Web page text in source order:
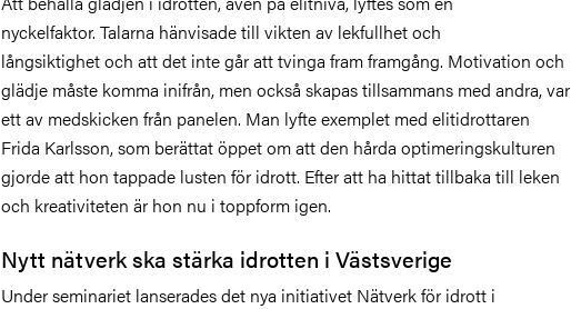
nyckelfaktor. Talarna hänvisade till vikten av lekfullhet och
långsiktighetoch att det inte går atttvinga fram framgång. Motivation och
glädje måste komma inifrån, men också skapas tillsammans med andra, var
ett av medskicken från panelen. Man lyfte exemplet med elitidrottaren
Frida Karlsson, som berättat öppet om att den hårda optimeringskulturen
gjorde att hon tappade lusten för idrott. Efter att ha hittat tillbaka till leken
och kreativiteten är hon nu i toppform igen.
Nytt nätverk ska stärka idrotten i Västsverige
Underseminariet lanserades det nya initiativet Nätverk för idrott i